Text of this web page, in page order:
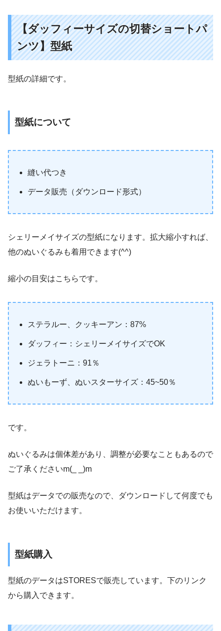
【ダッフィーサイズの切替ショートパ
ンツ】型紙
型紙の詳細です。
型紙について
縫い代つき
データ販売（ダウンロード形式）
シェリーメイサイズの型紙になります。拡大縮小すれば、
他のぬいぐるみも着用できます(^^)
縮小の目安はこちらです。
ステラルー、クッキーアン：87%
ダッフィー：シェリーメイサイズでOK
ジェラトーニ：91％
ぬいもーず、ぬいスターサイズ：45~50％
です。
ぬいぐるみは個体差があり、調整が必要なこともあるので
ご了承くださいm(_ _)m
型紙はデータでの販売なので、ダウンロードして何度でも
お使いいただけます。
型紙購入
型紙のデータはSTORESで販売しています。下のリンク
から購入できます。